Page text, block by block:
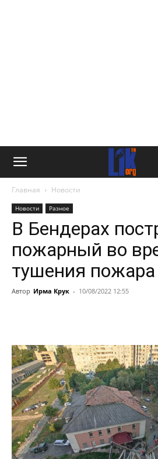
Главная Новости
Новости Разное
В Бендерах
пожарный во
тушения пожара
Автор Ирма Крук - 10/08/2022 12:55